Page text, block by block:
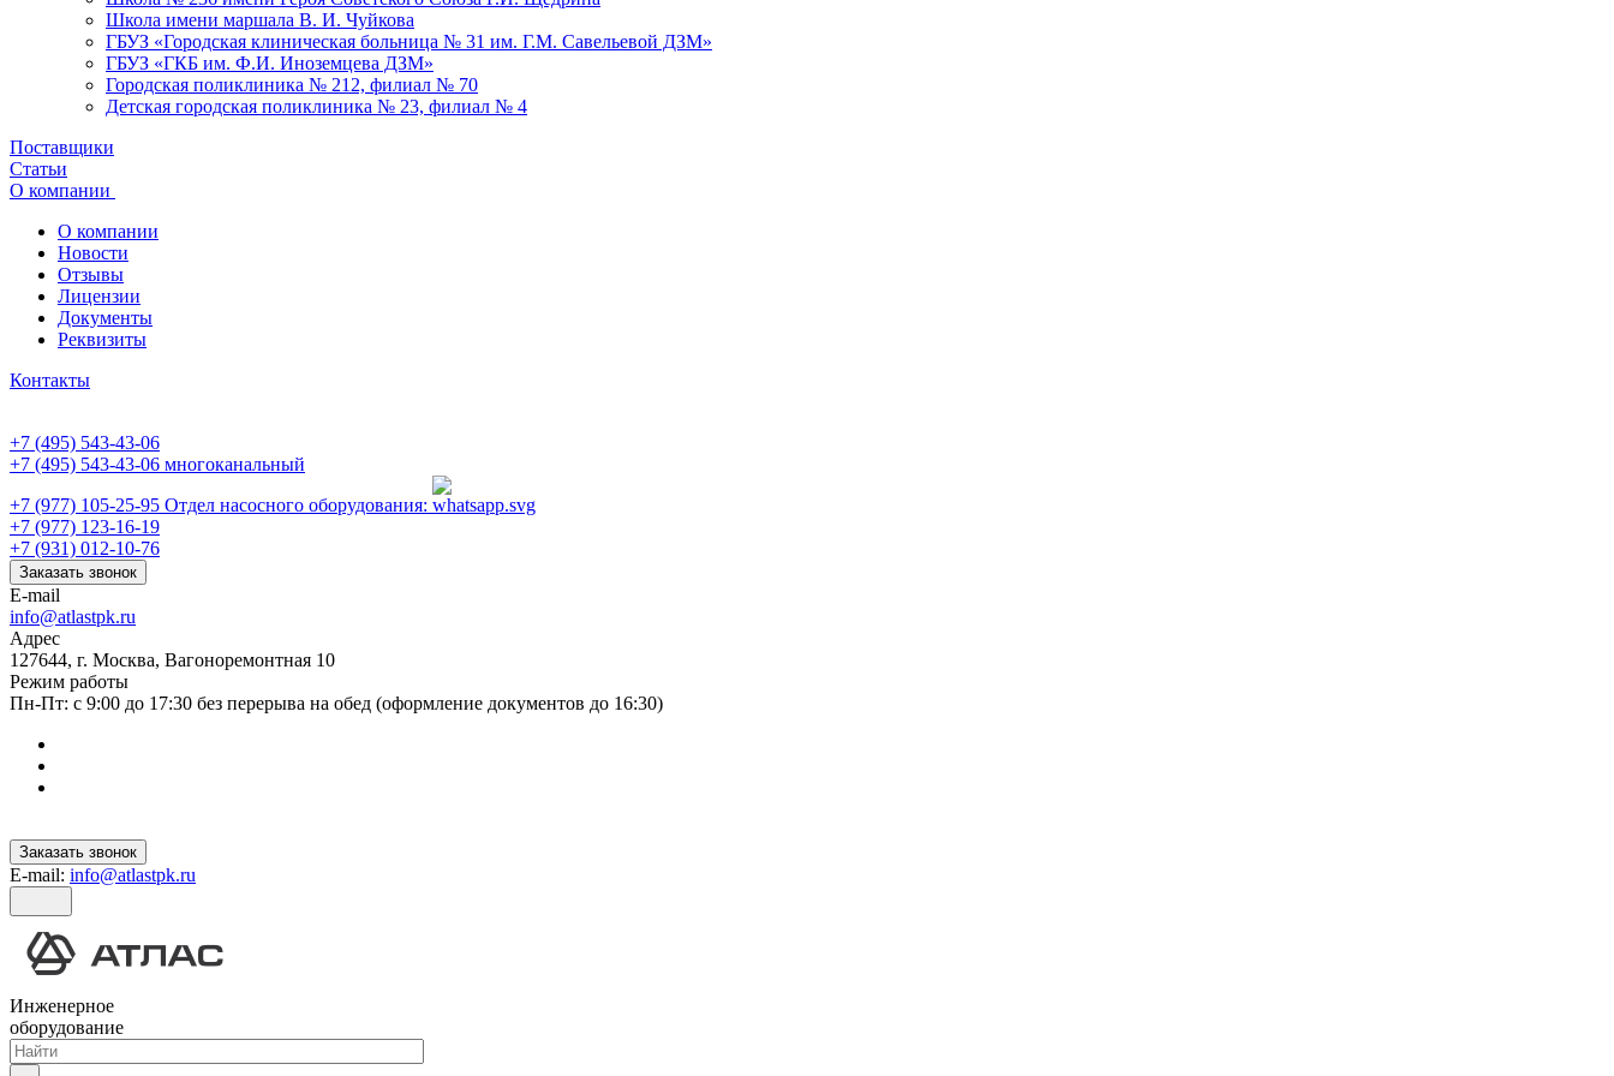
Школа имени маршала В. И. Чуйкова
ГБУЗ «Городская клиническая больница № 31 им. Г.М. Савельевой ДЗМ»
ГБУЗ «ГКБ им. Ф.И. Иноземцева ДЗМ»
Городская поликлиника № 212, филиал № 70
Детская городская поликлиника № 23, филиал № 4
Поставщики
Статьи
О компании
О компании
Новости
Отзывы
Лицензии
Документы
Реквизиты
Контакты
+7 (495) 543-43-06
+7 (495) 543-43-06 многоканальный
+7 (977) 105-25-95 Отдел насосного оборудования:
+7 (977) 123-16-19
+7 (931) 012-10-76
Заказать звонок
E-mail
info@atlastpk.ru
Адрес
127644, г. Москва, Вагоноремонтная 10
Режим работы
Пн-Пт: с 9:00 до 17:30 без перерыва на обед (оформление документов до 16:30)
Заказать звонок
E-mail: info@atlastpk.ru
Инженерное
оборудование